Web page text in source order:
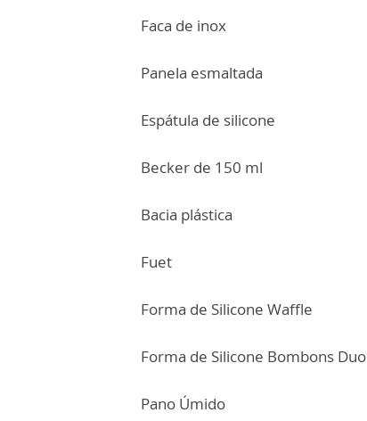
Faca de inox
Panela esmaltada
Espátula de silicone
Becker de 150 ml
Bacia plástica
Fuet
Forma de Silicone Waffle
Forma de Silicone Bombons Duo
Pano Úmido